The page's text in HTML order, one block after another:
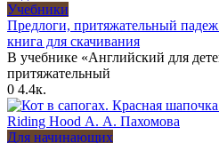
Учебники
Предлоги, притяжательный
книга для скачивания
В учебнике «Английский для
притяжательный
0 4.4к.
Для начинающих